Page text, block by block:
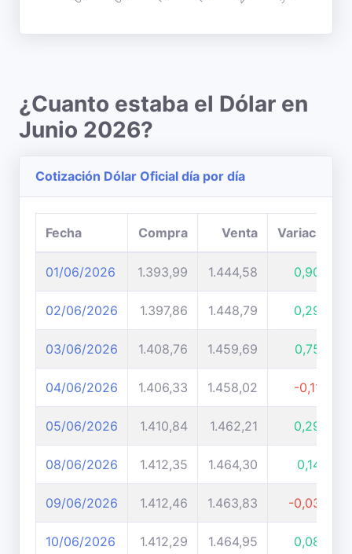
¿Cuanto estaba el Dólar en
Junio 2026?
Cotización Dólar Oficial día por día
Fecha Compra Venta Variación
01/06/2026 1.393,99 1.444,58 0,90%
02/06/2026 1.397,86 1.448,79 0,29%
03/06/2026 1.408,76 1.459,69 0,75%
04/06/2026 1.406,33 1.458,02 -0,11%
05/06/2026 1.410,84 1.462,21 0,29%
08/06/2026 1.412,35 1.464,30 0,14%
09/06/2026 1.412,46 1.463,83 -0,03%
10/06/2026 1.412,29 1.464,95 0,08%